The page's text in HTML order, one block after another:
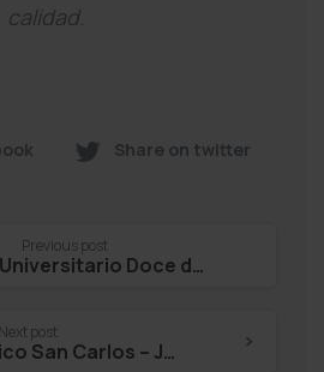
calidad.
Share on twitter
Previous post
Hospital Universitario Doce de Octubre – Carolina Varela
Next post
Hospital Clínico San Carlos – José Soto Bonel